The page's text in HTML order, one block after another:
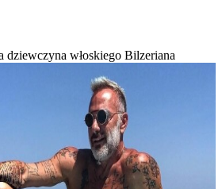
dziewczyna włoskiego Bilzeriana